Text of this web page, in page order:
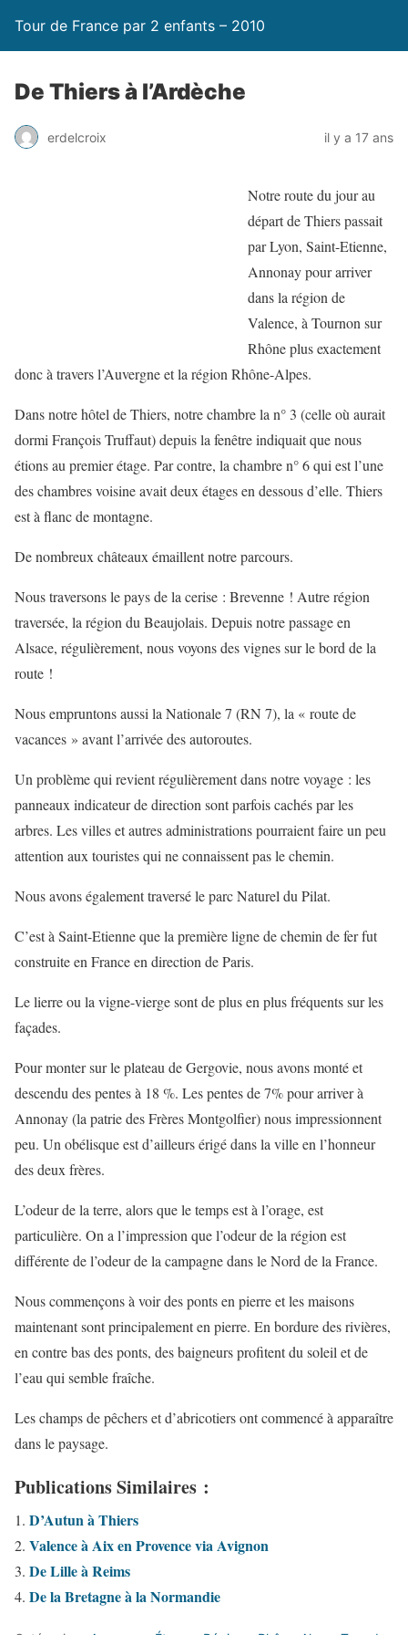
Tour de France par 2 enfants – 2010
De Thiers à l’Ardèche
erdelcroix il y a 17 ans
Notre route du jour au
départ de Thiers passait
par Lyon, Saint-Etienne,
Annonay pour arriver
dans la région de
Valence, à Tournon sur
Rhône plus exactement
donc à travers l’Auvergne et la région Rhône-Alpes.
Dans notre hôtel de Thiers, notre chambre la n° 3 (celle où aurait
dormi François Truffaut) depuis la fenêtre indiquait que nous
étions au premier étage. Par contre, la chambre n° 6 qui est l’une
des chambres voisine avait deux étages en dessous d’elle. Thiers
est à flanc de montagne.
De nombreux châteaux émaillent notre parcours.
Nous traversons le pays de la cerise : Brevenne ! Autre région
traversée, la région du Beaujolais. Depuis notre passage en
Alsace, régulièrement, nous voyons des vignes sur le bord de la
route !
Nous empruntons aussi la Nationale 7 (RN 7), la « route de
vacances » avant l’arrivée des autoroutes.
Un problème qui revient régulièrement dans notre voyage : les
panneaux indicateur de direction sont parfois cachés par les
arbres. Les villes et autres administrations pourraient faire un peu
attention aux touristes qui ne connaissent pas le chemin.
Nous avons également traversé le parc Naturel du Pilat.
C’est à Saint-Etienne que la première ligne de chemin de fer fut
construite en France en direction de Paris.
Le lierre ou la vigne-vierge sont de plus en plus fréquents sur les
façades.
Pour monter sur le plateau de Gergovie, nous avons monté et
descendu des pentes à 18 %. Les pentes de 7% pour arriver à
Annonay (la patrie des Frères Montgolfier) nous impressionnent
peu. Un obélisque est d’ailleurs érigé dans la ville en l’honneur
des deux frères.
L’odeur de la terre, alors que le temps est à l’orage, est
particulière. On a l’impression que l’odeur de la région est
différente de l’odeur de la campagne dans le Nord de la France.
Nous commençons à voir des ponts en pierre et les maisons
maintenant sont principalement en pierre. En bordure des rivières,
en contre bas des ponts, des baigneurs profitent du soleil et de
l’eau qui semble fraîche.
Les champs de pêchers et d’abricotiers ont commencé à apparaître
dans le paysage.
Publications Similaires :
D’Autun à Thiers
Valence à Aix en Provence via Avignon
De Lille à Reims
De la Bretagne à la Normandie